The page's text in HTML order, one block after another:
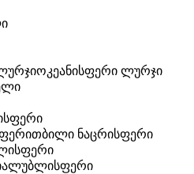
ოკეანისფერი ლურჯი
თბილი ნაცრისფერი
ალუბლისფერი